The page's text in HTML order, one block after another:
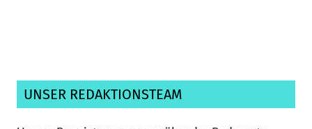
UNSER REDAKTIONSTEAM